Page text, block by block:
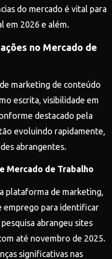
do mercado é vital para
em 2026 e além.
no Mercado de
marketing de conteúdo
escrita, visibilidade em
destacado pela
evoluindo rapidamente,
abrangentes.
Mercado de Trabalho
plataforma de marketing,
emprego para identificar
abrangeu sites
até novembro de 2025.
significativas nas